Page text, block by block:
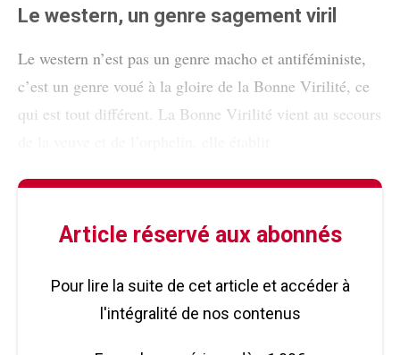
Le western, un genre sagement viril
Le western n’est pas un genre macho et antiféministe,
c’est un genre voué à la gloire de la Bonne Virilité, ce
qui est tout différent. La Bonne Virilité vient au secours
Article réservé aux abonnés
Pour lire la suite de cet article et accéder à
l'intégralité de nos contenus